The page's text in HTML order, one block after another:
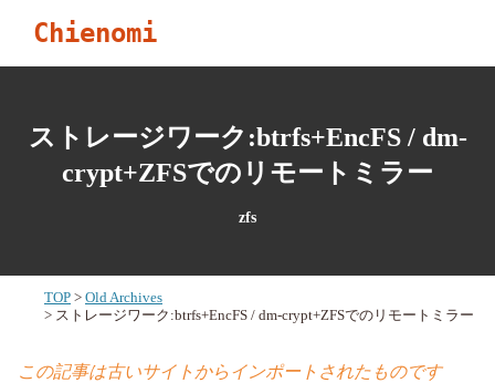
Chienomi
ストレージワーク:btrfs+EncFS / dm-
crypt+ZFSでのリモートミラー
zfs
TOP
Old Archives
ストレージワーク:btrfs+EncFS / dm-crypt+ZFSでのリモートミラー
この記事は古いサイトからインポートされたものです